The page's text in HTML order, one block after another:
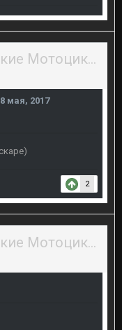
Обсуждение и флуд: Русские Мотоциклисты в Перми и их открытие сезона.
8 мая, 2017
2
Обсуждение и флуд: Русские Мотоциклисты в Перми и их открытие сезона.